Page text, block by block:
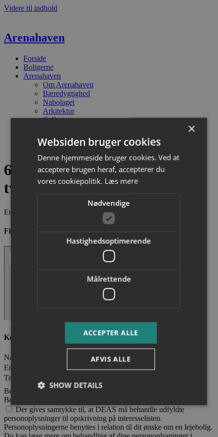
Videre til indhold
Arenahaven
Forside
Boligerne
Arenahaven
Om Arenahaven
Bæredygtighed
Nabolaget
Arkitektur
Galleri
Kontakt
Find vej
69 – Hannemanns Alle 44F, 10
tv
Emneord
Find vej til Arenahaven
Kontakt DEAS A/S
Navn
Email
Telefonnummer
Besked
Behandling af persondata
Der gives samtykke til, at DEAS må behandle udfyldte
personoplysninger til opskrivning på interesselisten.
Personoplysningerne benyttes i relation til dit ønske om en lejebolig.
×
Websiden bruger cookies
Denne hjemmeside bruger cookies. Ved at
acceptere brugen heraf, accepterer du
vores cookiepolitik. Læs mere
Nødvendige
Hastighedsoptimerende
Målrettende
ACCEPTER ALLE
AFVIS ALLE
SHOW DETAILS
Nødvendige
Hastighedsoptimerende